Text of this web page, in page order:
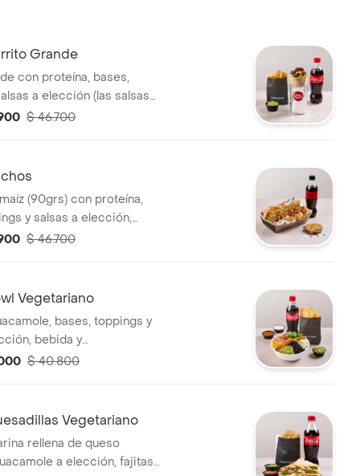
Grande
con proteína, bases,
a elección (las salsas
del burrito), bebida y
$ 46.700
(90grs) con proteína,
y salsas a elección,
a elección
$ 46.700
Vegetariano
bases, toppings y
bebida y
a elección (totopos con
$ 40.800
Vegetariano
rellena de queso
a elección, fajitas